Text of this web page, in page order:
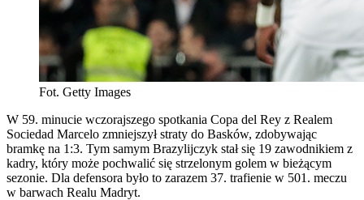
Fot. Getty Images
W 59. minucie wczorajszego spotkania Copa del Rey z Realem
Sociedad Marcelo zmniejszył straty do Basków, zdobywając
bramkę na 1:3. Tym samym Brazylijczyk stał się 19 zawodnikiem z
kadry, który może pochwalić się strzelonym golem w bieżącym
sezonie. Dla defensora było to zarazem 37. trafienie w 501. meczu
w barwach Realu Madryt.